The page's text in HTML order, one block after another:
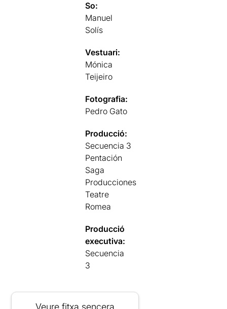
So:
Manuel
Solís
Vestuari:
Mónica
Teijeiro
Fotografia:
Pedro Gato
Producció:
Secuencia 3
Pentación
Saga
Producciones
Teatre
Romea
Producció
executiva:
Secuencia
3
Veure fitxa sencera